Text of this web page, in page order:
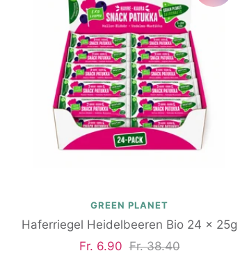
GREEN PLANET
Haferriegel Heidelbeeren Bio 24 x 25g
Angebotspreis
Fr. 6.90 Regulärer
Fr. 38.40